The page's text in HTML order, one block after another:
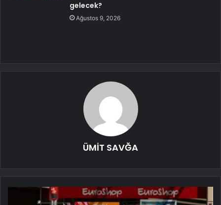
gelecek?
Ağustos 9, 2026
ÜMİT SAVĞA